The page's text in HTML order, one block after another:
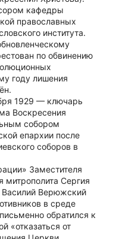
кафедры
православных
института.
по обвинению
году лишения
1929 — ключарь
Воскресения
собором
епархии после
соборов в
Заместителя
митрополита Сергия
Василий Верюжский
в среде
обратился к
«отказаться от